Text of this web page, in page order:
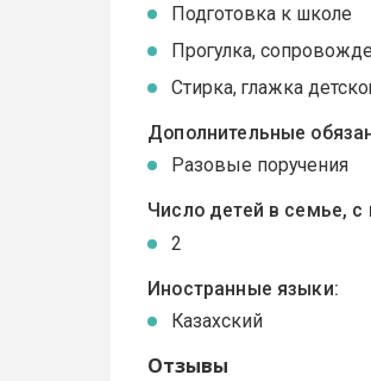
Подготовка к школе
Прогулка,
Стирка, глажка
Дополнительные
Разовые поручения
Число детей в семье,
2
Иностранные языки:
Казахский
Отзывы